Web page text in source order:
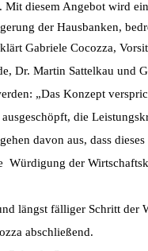
diesem Angebot wird
der Hausbanken,
Gabriele Cocozza,
Dr. Martin Sattelkau und
„Das Konzept
die
davon aus, dass
der
längst fälliger Schritt der
abschließend.